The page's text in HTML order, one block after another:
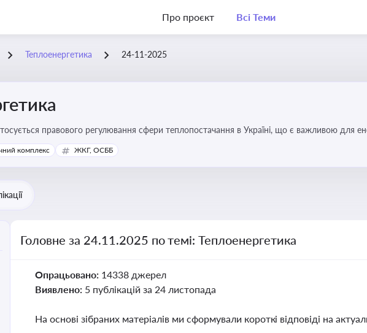
Про проєкт Всі Теми
Теплоенергетика 24-11-2025
правового регулювання сфери теплопостачання в Україні, що є важливою для
законодавчих вимог у сфері комунальних послуг
комплекс ЖКГ, ОСББ
Головне за 24.11.2025 по темі: Теплоенергетика
Опрацьовано: 14338 джерел
Виявлено: 5 публікацій за 24 листопада
На основі зібраних матеріалів ми сформували короткі відповіді на